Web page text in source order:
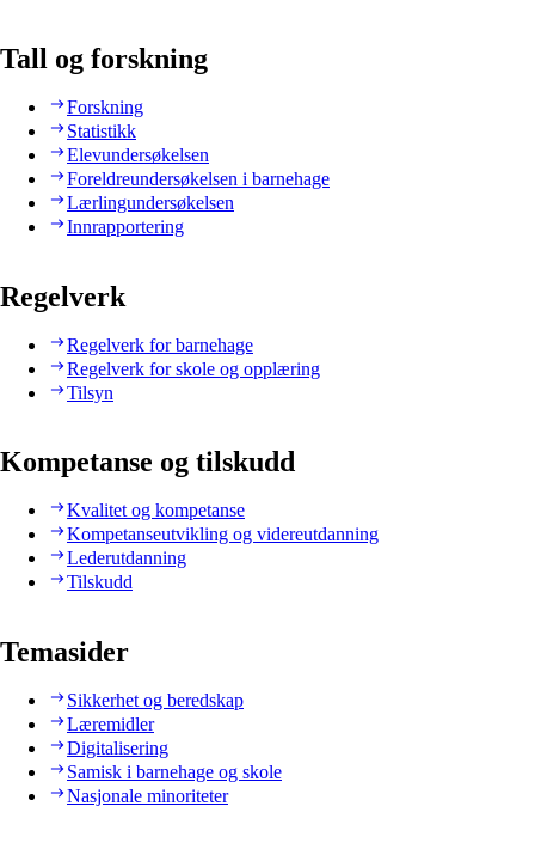
Tall og forskning
Forskning
Statistikk
Elevundersøkelsen
Foreldreundersøkelsen i barnehage
Lærlingundersøkelsen
Innrapportering
Regelverk
Regelverk for barnehage
Regelverk for skole og opplæring
Tilsyn
Kompetanse og tilskudd
Kvalitet og kompetanse
Kompetanseutvikling og videreutdanning
Lederutdanning
Tilskudd
Temasider
Sikkerhet og beredskap
Læremidler
Digitalisering
Samisk i barnehage og skole
Nasjonale minoriteter